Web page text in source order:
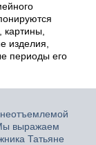
картины,
изделия,
периоды его
выражаем
Татьяне